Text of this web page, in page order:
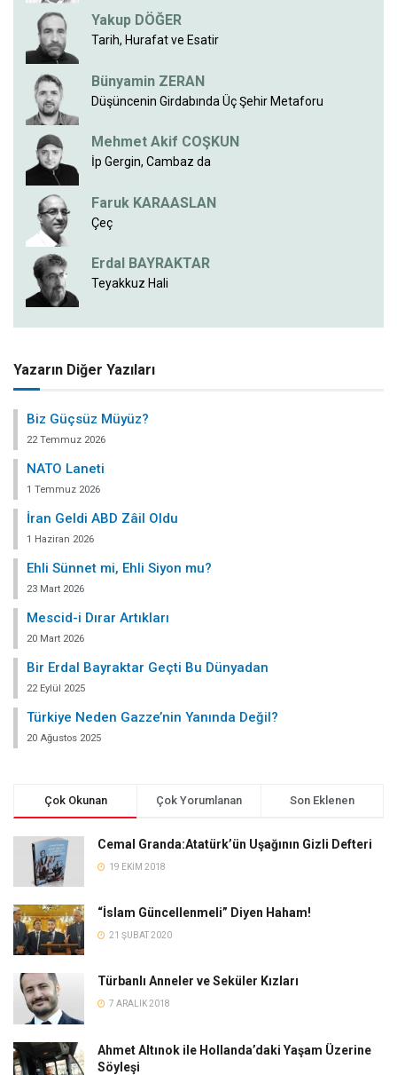
Yakup DÖĞER
Tarih, Hurafat ve Esatir
Bünyamin ZERAN
Düşüncenin Girdabında Üç Şehir Metaforu
Mehmet Akif COŞKUN
İp Gergin, Cambaz da
Faruk KARAASLAN
Çeç
Erdal BAYRAKTAR
Teyakkuz Hali
Yazarın Diğer Yazıları
Biz Güçsüz Müyüz?
22 Temmuz 2026
NATO Laneti
1 Temmuz 2026
İran Geldi ABD Zâil Oldu
1 Haziran 2026
Ehli Sünnet mi, Ehli Siyon mu?
23 Mart 2026
Mescid-i Dırar Artıkları
20 Mart 2026
Bir Erdal Bayraktar Geçti Bu Dünyadan
22 Eylül 2025
Türkiye Neden Gazze’nin Yanında Değil?
20 Ağustos 2025
Çok Okunan Çok Yorumlanan Son Eklenen
Cemal Granda:Atatürk’ün Uşağının Gizli Defteri
19 EKIM 2018
“İslam Güncellenmeli” Diyen Haham!
21 ŞUBAT 2020
Türbanlı Anneler ve Seküler Kızları
7 ARALIK 2018
Ahmet Altınok ile Hollanda’daki Yaşam Üzerine
Söyleşi